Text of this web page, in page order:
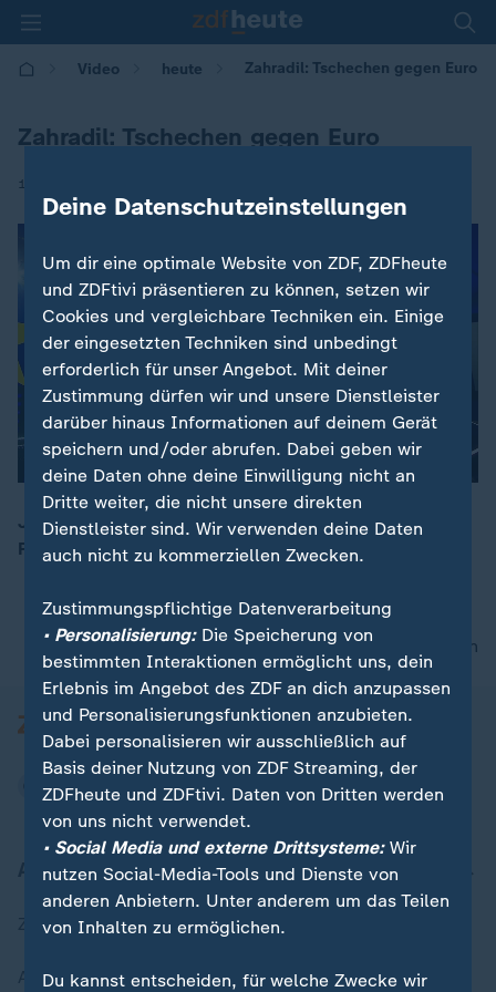
Video heute Zahradil: Tschechen gegen Euro
Zahradil: Tschechen gegen Euro
16.05.2019 | 11:00
00:07
Jan Zahradil (Liberal-Konservative Reformer): "75
Prozent der Tschechen wollen den Euro nicht."
nach oben
Aktuell bei ZDFheute
Zuletzt veröffentlicht
Aktuelle Sendungs-Videos
Deine Datenschutzeinstellungen
Um dir eine optimale Website von ZDF, ZDFheute
und ZDFtivi präsentieren zu können, setzen wir
Cookies und vergleichbare Techniken ein. Einige
der eingesetzten Techniken sind unbedingt
erforderlich für unser Angebot. Mit deiner
Zustimmung dürfen wir und unsere Dienstleister
darüber hinaus Informationen auf deinem Gerät
speichern und/oder abrufen. Dabei geben wir
deine Daten ohne deine Einwilligung nicht an
Dritte weiter, die nicht unsere direkten
Dienstleister sind. Wir verwenden deine Daten
auch nicht zu kommerziellen Zwecken.
Zustimmungspflichtige Datenverarbeitung
• Personalisierung:Die Speicherung von
bestimmten Interaktionen ermöglicht uns, dein
Erlebnis im Angebot des ZDF an dich anzupassen
und Personalisierungsfunktionen anzubieten.
Dabei personalisieren wir ausschließlich auf
Basis deiner Nutzung von ZDF Streaming, der
ZDFheute und ZDFtivi. Daten von Dritten werden
von uns nicht verwendet.
• Social Media und externe Drittsysteme:Wir
nutzen Social-Media-Tools und Dienste von
anderen Anbietern. Unter anderem um das Teilen
von Inhalten zu ermöglichen.
Du kannst entscheiden, für welche Zwecke wir